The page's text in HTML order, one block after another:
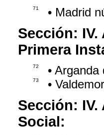
71 • Madrid
Sección: IV.
Primera
72 •
73 •
Sección: IV.
Social: